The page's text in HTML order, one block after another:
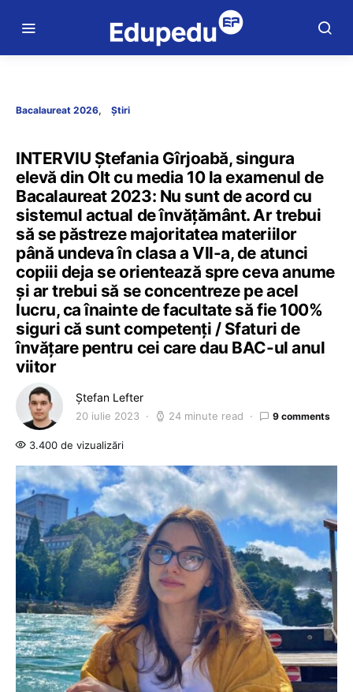
Bacalaureat 2026 Știri
INTERVIU Ștefania Gîrjoabă, singura
elevă din Olt cu media 10 la examenul de
Bacalaureat 2023: Nu sunt de acord cu
sistemul actual de învățământ. Ar trebui
să se păstreze majoritatea materiilor
până undeva în clasa a VII-a, de atunci
copiii deja se orientează spre ceva anume
și ar trebui să se concentreze pe acel
lucru, ca înainte de facultate să fie 100%
siguri că sunt competenți / Sfaturi de
învățare pentru cei care dau BAC-ul anul
viitor
Ștefan Lefter
20 iulie 2023 24 minute read 9 comments
3.400 de vizualizări